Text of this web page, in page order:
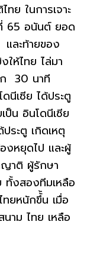
ย ในการเจาะ
ที่ 65 อนันต์ ยอด
ละท้ายของ
ห้ไทย ไล่มา
ก 30 นาที
นีเซีย ได้ประตู
น อินโดนีเซีย
ระตู เกิดเหตุ
งหยุดไป และผู้
าติ ผู้รักษา
ทั้งสองทีมเหลือ
ยหนักขึ้้น เมื่อ
าม ไทย เหลือ